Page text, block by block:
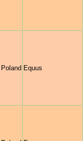
Equus